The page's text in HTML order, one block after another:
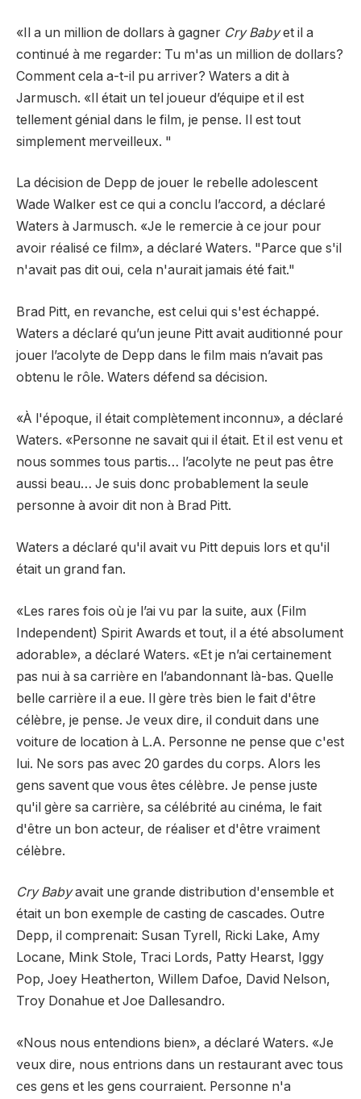
«Il a un million de dollars à gagner Cry Babyet il a
continué à me regarder: Tu m'as un million de dollars?
Comment cela a-t-il pu arriver? Waters a dit à
Jarmusch. «Il était un tel joueur d’équipe et il est
tellement génial dans le film, je pense. Il est tout
simplement merveilleux. "
La décision de Depp de jouer le rebelle adolescent
Wade Walker est ce qui a conclu l’accord, a déclaré
Waters à Jarmusch. «Je le remercie à ce jour pour
avoir réalisé ce film», a déclaré Waters. "Parce que s'il
n'avait pas dit oui, cela n'aurait jamais été fait."
Brad Pitt, en revanche, est celui qui s'est échappé.
Waters a déclaré qu’un jeune Pitt avait auditionné pour
jouer l’acolyte de Depp dans le film mais n’avait pas
obtenu le rôle. Waters défend sa décision.
«À l'époque, il était complètement inconnu», a déclaré
Waters. «Personne ne savait qui il était. Et il est venu et
nous sommes tous partis… l’acolyte ne peut pas être
aussi beau… Je suis donc probablement la seule
personne à avoir dit non à Brad Pitt.
Waters a déclaré qu'il avait vu Pitt depuis lors et qu'il
était un grand fan.
«Les rares fois où je l’ai vu par la suite, aux (Film
Independent) Spirit Awards et tout, il a été absolument
adorable», a déclaré Waters. «Et je n’ai certainement
pas nui à sa carrière en l’abandonnant là-bas. Quelle
belle carrière il a eue. Il gère très bien le fait d'être
célèbre, je pense. Je veux dire, il conduit dans une
voiture de location à L.A. Personne ne pense que c'est
lui. Ne sors pas avec 20 gardes du corps. Alors les
gens savent que vous êtes célèbre. Je pense juste
qu'il gère sa carrière, sa célébrité au cinéma, le fait
d'être un bon acteur, de réaliser et d'être vraiment
célèbre.
Cry Babyavait une grande distribution d'ensemble et
était un bon exemple de casting de cascades. Outre
Depp, il comprenait: Susan Tyrell, Ricki Lake, Amy
Locane, Mink Stole, Traci Lords, Patty Hearst, Iggy
Pop, Joey Heatherton, Willem Dafoe, David Nelson,
Troy Donahue et Joe Dallesandro.
«Nous nous entendions bien», a déclaré Waters. «Je
veux dire, nous entrions dans un restaurant avec tous
ces gens et les gens courraient. Personne n'a